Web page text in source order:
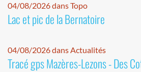
04/08/2026 dans Topo
Lac et pic de la Bernatoire
04/08/2026 dans Actualités
Tracé gps Mazères-Lezons - Des